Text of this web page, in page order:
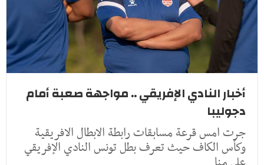
أخبار النادي الإفريقي .. مواجهة صعبة أمام
دجوليبا
جرت امس قرعة مسابقات رابطة الابطال الافريقية
وكأس الكاف حيث تعرف بطل تونس النادي الإفريقي